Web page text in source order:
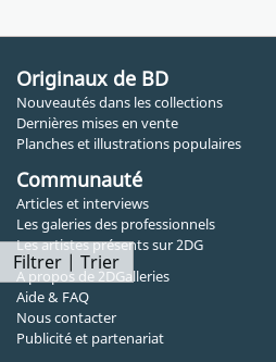
Filtrer | Trier
Originaux de BD
Nouveautés dans les collections
Dernières mises en vente
Planches et illustrations populaires
Communauté
Articles et interviews
Les galeries des professionnels
Les artistes présents sur 2DG
A propos de 2DGalleries
Aide & FAQ
Nous contacter
Publicité et partenariat